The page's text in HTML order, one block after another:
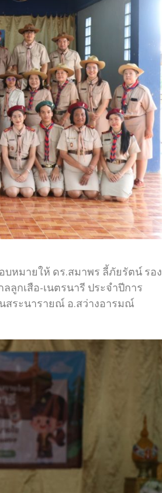
บหมายให้ ดร.สมาพร ลี้ภัยรัตน์ รอง
ลูกเสือ-เนตรนารี ประจำปีการ
สระนารายณ์ อ.สว่างอารมณ์